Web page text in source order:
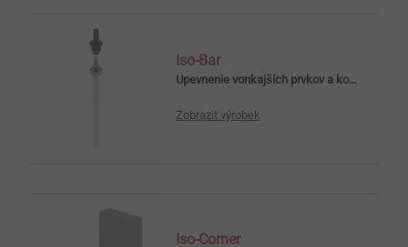
Iso-Bar
Upevnenie vonkajších prvkov a konštrukcií na ETICS
Zobrazit výrobek
Iso-Corner